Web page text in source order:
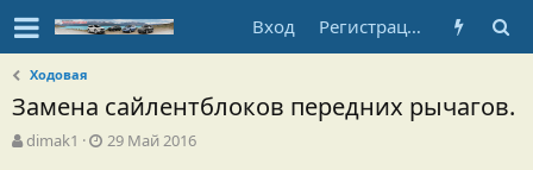
Вход Регистрация
Ходовая
Замена сайлентблоков передних рычагов.
А
dimak1
Д
29 Май 2016